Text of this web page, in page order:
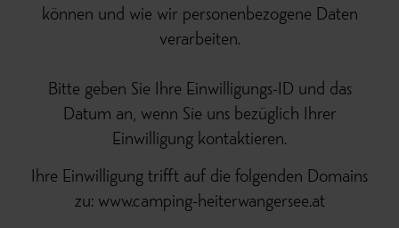
können und wie wir personenbezogene Daten
verarbeiten.
Bitte geben Sie Ihre Einwilligungs-ID und das
Datum an, wenn Sie uns bezüglich Ihrer
Einwilligung kontaktieren.
Ihre Einwilligung trifft auf die folgenden Domains
zu: www.camping-heiterwangersee.at